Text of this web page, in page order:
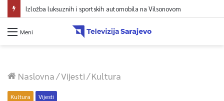
Meni
Naslovna/Vijesti/Kultura
Kultura Vijesti